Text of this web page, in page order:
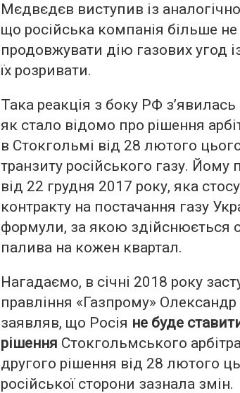
Мєдвєдєв виступив із
що російська компанія більше
продовжувати дію газових угод
їх розривати.
Така реакція з боку РФ з’явилась
як стало відомо про рішення
в Стокгольмі від 28 лютого
транзиту російського газу. Йому
від 22 грудня 2017 року, яка
контракту на постачання газу
формули, за якою здійснюється
палива на кожен квартал.
Нагадаємо, в січні 2018 року
правління «Газпрому»
заявляв, що Росія не буде
рішення Стокгольмського
другого рішення від 28 лютого
російської сторони зазнала змін.